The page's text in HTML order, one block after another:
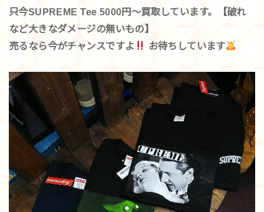
只今SUPREME Tee 5000円～買取しています。【破れ
など大きなダメージの無いもの】
売るなら今がチャンスですよ
お待ちしています